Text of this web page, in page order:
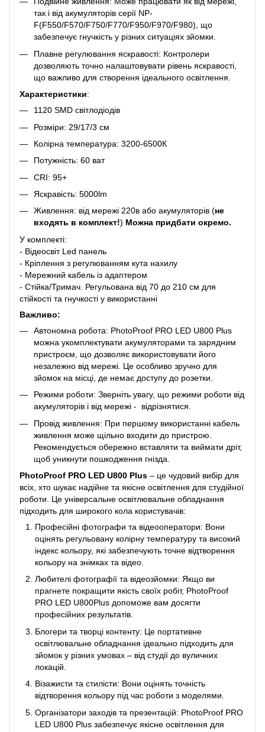
так і від акумуляторів серії NP-
F(F550/F570/F750/F770/F950/F970/F980), що
забезпечує гнучкість у різних ситуаціях зйомки.
Плавне регулювання яскравості: Контролери
дозволяють точно налаштовувати рівень яскравості,
що важливо для створення ідеального освітлення.
Характеристики:
1120 SMD світлодіодів
Розміри: 29/17/3 см
Колірна температура: 3200-6500К
Потужність: 60 ват
CRI: 95+
Яскравість: 5000lm
Живлення: від мережі 220в або акумуляторів (не
входять в комплект!) Можна придбати окремо.
У комплекті:
- Відеосвіт Led панель
- Кріплення з регулюванням кута нахилу
- Мережний кабель із адаптером
- Стійка/Тримач. Регульована від 70 до 210 см для
стійкості та гнучкості у використанні
Важливо:
Автономна робота: PhotoProof PRO LED U800 Plus
можна укомплектувати акумуляторами та зарядним
пристроєм, що дозволяє використовувати його
незалежно від мережі. Це особливо зручно для
зйомок на місці, де немає доступу до розетки.
Режими роботи: Зверніть увагу, що режими роботи від
акумуляторів і від мережі - відрізнятися.
Провід живлення: При першому використанні кабель
живлення може щільно входити до пристрою.
Рекомендується обережно вставляти та виймати дріт,
щоб уникнути пошкодження гнізда.
PhotoProof PRO LED U800 Plus – це чудовий вибір для
всіх, хто шукає надійне та якісне освітлення для студійної
роботи. Це універсальне освітлювальне обладнання
підходить для широкого кола користувачів:
Професійні фотографи та відеооператори: Вони
оцінять регульовану колірну температуру та високий
індекс кольору, які забезпечують точне відтворення
кольору на знімках та відео.
Любителі фотографії та відеозйомки: Якщо ви
прагнете покращити якість своїх робіт, PhotoProof
PRO LED U800Plus допоможе вам досягти
професійних результатів.
Блогери та творці контенту: Це портативне
освітлювальне обладнання ідеально підходить для
зйомок у різних умовах – від студії до вуличних
локацій.
Візажисти та стилісти: Вони оцінять точність
відтворення кольору під час роботи з моделями.
Організатори заходів та презентацій: PhotoProof PRO
LED U800 Plus забезпечує якісне освітлення для